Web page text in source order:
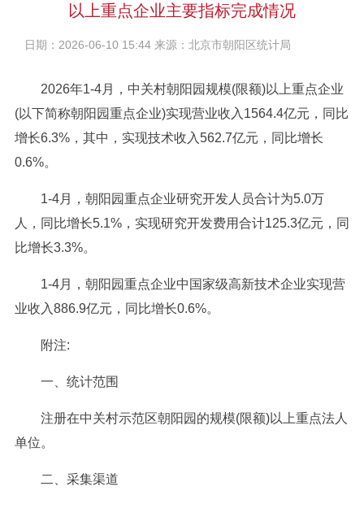
以上重点企业主要指标完成情况
日期：2026-06-10 15:44 来源：北京市朝阳区统计局
2026年1-4月，中关村朝阳园规模(限额)以上重点企业
(以下简称朝阳园重点企业)实现营业收入1564.4亿元，同比
增长6.3%，其中，实现技术收入562.7亿元，同比增长
0.6%。
1-4月，朝阳园重点企业研究开发人员合计为5.0万
人，同比增长5.1%，实现研究开发费用合计125.3亿元，同
比增长3.3%。
1-4月，朝阳园重点企业中国家级高新技术企业实现营
业收入886.9亿元，同比增长0.6%。
附注:
一、统计范围
注册在中关村示范区朝阳园的规模(限额)以上重点法人
单位。
二、采集渠道